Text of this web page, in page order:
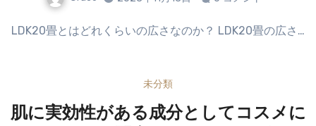
LDK20畳とはどれくらいの広さなのか？ LDK20畳の広さ…
未分類
肌に実効性がある成分としてコスメに